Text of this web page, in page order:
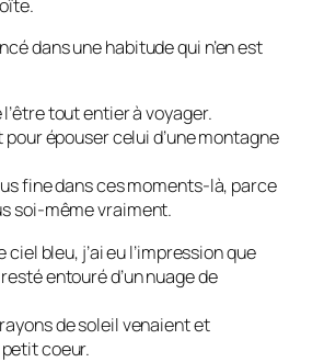
dans une habitude qui n’en est
tout entier à voyager.
épouser celui d’une montagne
fine dans ces moments-là, parce
soi-même vraiment.
ciel bleu, j’ai eu l’impression que
entouré d’un nuage de
de soleil venaient et
coeur.